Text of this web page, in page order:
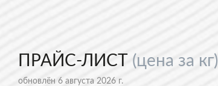
ПРАЙС-ЛИСТ (цена за кг)
обновлён 6 августа 2026 г.